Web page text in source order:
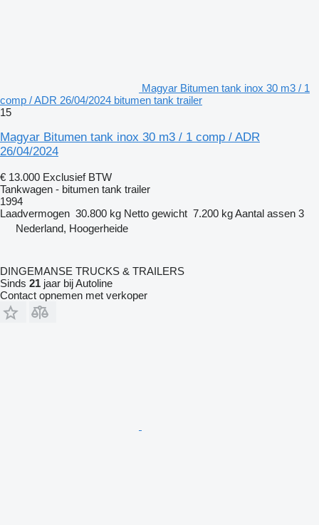
Magyar Bitumen tank inox 30 m3 / 1
comp / ADR 26/04/2024 bitumen tank trailer
15
Magyar Bitumen tank inox 30 m3 / 1 comp / ADR
26/04/2024
€ 13.000 Exclusief BTW
Tankwagen - bitumen tank trailer
1994
Laadvermogen 30.800 kg Netto gewicht 7.200 kgAantal assen 3
Nederland, Hoogerheide
DINGEMANSE TRUCKS & TRAILERS
Sinds 21 jaar bij Autoline
Contact opnemen met verkoper